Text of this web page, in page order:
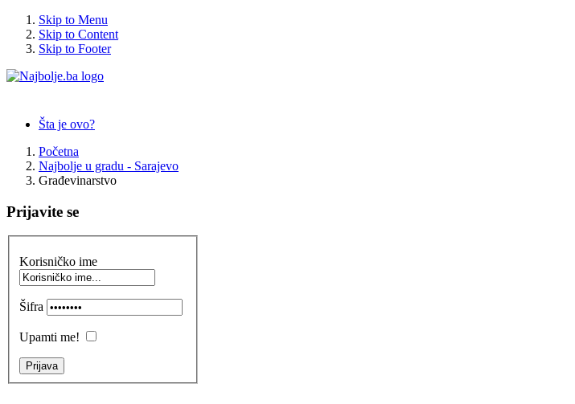
Skip to Menu
Skip to Content
Skip to Footer
Šta je ovo?
Početna
Najbolje u gradu - Sarajevo
Građevinarstvo
Prijavite se
Korisničko ime
Šifra
Upamti me!